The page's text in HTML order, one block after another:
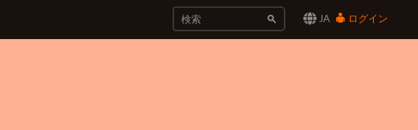
JA ログイン